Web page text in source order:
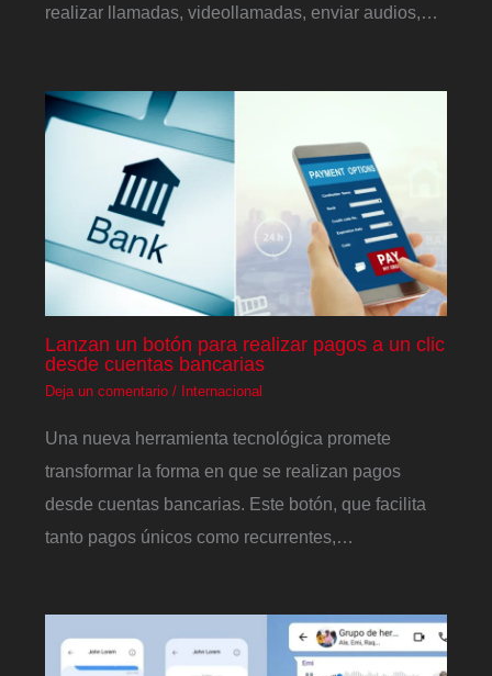
realizar llamadas, videollamadas, enviar audios,…
Lanzan un botón para realizar pagos a un clic
desde cuentas bancarias
Deja un comentario / Internacional
Una nueva herramienta tecnológica promete
transformar la forma en que se realizan pagos
desde cuentas bancarias. Este botón, que facilita
tanto pagos únicos como recurrentes,…